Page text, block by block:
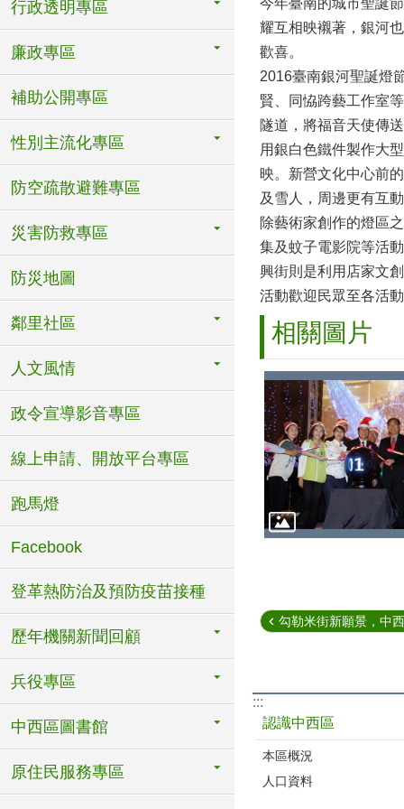
行政透明專區
廉政專區
補助公開專區
性別主流化專區
防空疏散避難專區
災害防救專區
防災地圖
鄰里社區
人文風情
政令宣導影音專區
線上申請、開放平台專區
跑馬燈
Facebook
登革熱防治及預防疫苗接種
歷年機關新聞回顧
兵役專區
中西區圖書館
原住民服務專區
今年臺南的城市聖誕
耀互相映襯著，銀河
歡喜。
2016臺南銀河聖誕燈
賢、同恊跨藝工作室
隧道，將福音天使傳
用銀白色鐵件製作大
映。新營文化中心前
及雪人，周邊更有互
除藝術家創作的燈區
集及蚊子電影院等活
興街則是利用店家文
活動歡迎民眾至各活
相關圖片
勾勒米街新願景，中
:::
認識中西區
本區概況
人口資料